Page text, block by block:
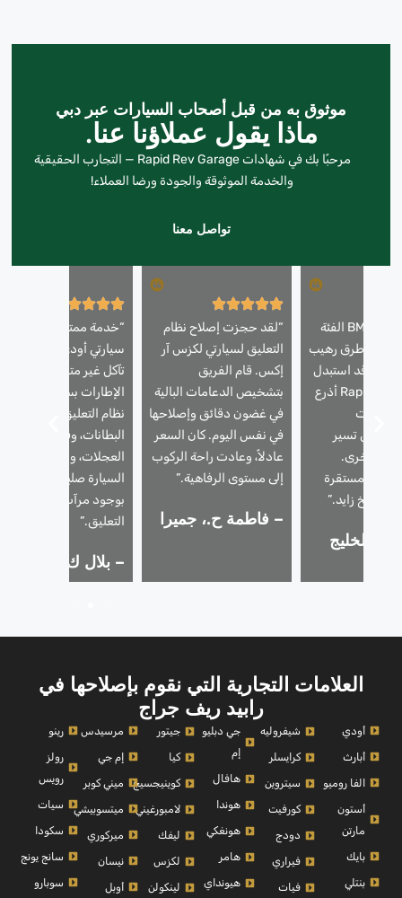
موثوق به من قبل أصحاب السيارات عبر دبي
ماذا يقول عملاؤنا عنا.
مرحبًا بك في شهادات Rapid Rev Garage — التجارب الحقيقية
والخدمة الموثوقة والجودة ورضا العملاء!
تواصل معنا
“كان لسيارتي BMW الفئة
صوت طرق رهيب
وقد استبدل
Rapid Rev Garage أذرع
– وهي تسير
مرة أخرى.
ومستقرة
الشيخ زايد.”
ر.، الخليج
“لقد حجزت إصلاح نظام
التعليق لسيارتي لكزس آر
إكس. قام الفريق
بتشخيص الدعامات البالية
في غضون دقائق وإصلاحها
في نفس اليوم. كان السعر
عادلاً، وعادت راحة الركوب
إلى مستوى الرفاهية.”
– فاطمة ح.، جميرا
“خدمة ممتازة! كانت
تآكل غير متساوٍ في
الإطارات بسبب مشاكل
نظام التعليق. لقد
البطانات، وقاموا بمحاذاة
العجلات، والآن تبدو
السيارة صلبة. يوصى
بوجود مرآب لإصلاح
التعليق.”
– بلال ك.، دبي
العلامات التجارية التي نقوم بإصلاحها في
رابيد ريف جراج
أودي
أبارث
الفا روميو
أستون
مارتن
بايك
بنتلي
شيفروليه
كرايسلر
سيتروين
كورفيت
دودج
فيراري
فيات
جي دبليو
إم
هافال
هوندا
هونغكي
هامر
هيونداي
جيتور
كيا
كوينيجسيج
لامبورغيني
ليفك
لكزس
لينكولن
مرسيدس
إم جي
ميني كوبر
ميتسوبيشي
ميركوري
نيسان
أوبل
رينو
رولز
رويس
سيات
سكودا
سانج يونج
سوبارو